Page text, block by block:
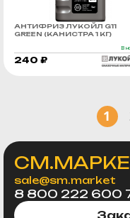
АНТИФРИЗ ЛУКОЙЛ G11
GREEN (КАНИСТРА 1 КГ)
В
240 ₽
1
sale@sm.market
8 800 222 600